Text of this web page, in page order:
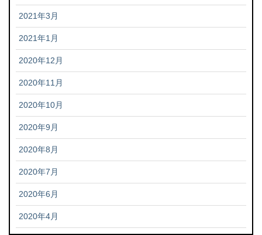
2021年3月
2021年1月
2020年12月
2020年11月
2020年10月
2020年9月
2020年8月
2020年7月
2020年6月
2020年4月